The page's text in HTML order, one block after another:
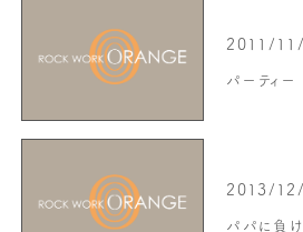
2011/
パーティ
2013/12/
パパに負